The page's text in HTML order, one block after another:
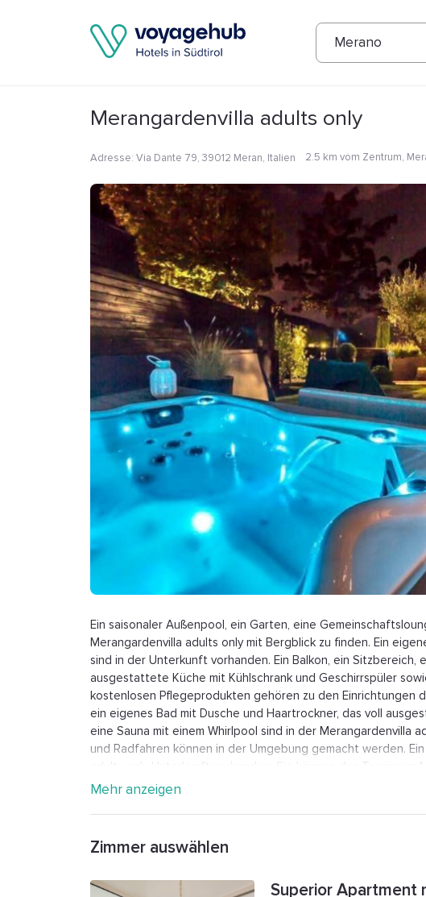
Merano
Fotos Annehmlichkeiten
Merangardenvilla adults only
Adresse: Via Dante 79, 39012 Meran, Italien 2.5 km vom Zentrum,
Ein saisonaler Außenpool, ein Garten, eine
Merangardenvilla adults only mit Bergblick zu finden. Ein
sind in der Unterkunft vorhanden. Ein Balkon, ein Sitzbereich,
ausgestattete Küche mit Kühlschrank und Geschirrspüler
kostenlosen Pflegeprodukten gehören zu den Einrichtungen
ein eigenes Bad mit Dusche und Haartrockner, das voll
eine Sauna mit einem Whirlpool sind in der Merangardenvilla
und Radfahren können in der Umgebung gemacht werden.
adults only Unterkunft vorhanden. Sie können das Touriseum
Trauttmansdorff und den Maia Park in der Nähe der
kostenpflichtigen Flughafentransfer.
Mehr anzeigen
Zimmer auswählen
Superior Apartment